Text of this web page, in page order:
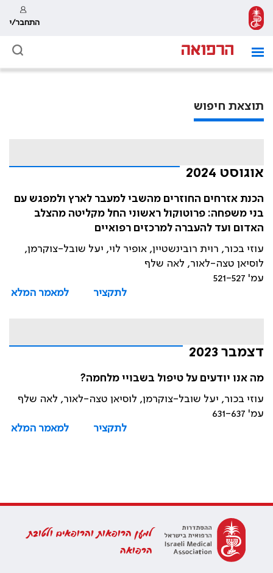
התחבר/י
תוצאת חיפוש
אוגוסט 2024
הכנת אזרחים החוזרים מהשבי למעבר לארץ ולמפגש עם
בני משפחה: פרוטוקול ראשוני החל מקליטה מהצלב
האדום ועד להעברה למרכזים רפואיים
עוזי בכור, רוית רובינשטיין, אופיר לוי, יעל שובל-צוקרמן,
לוסיאן טצה-לאור, לאה שלף
עמ' 521-527
לתקציר
למאמר המלא
דצמבר 2023
מה אנו יודעים על טיפול בשבויי מלחמה?
עוזי בכור, יעל שובל-צוקרמן, לוסיאן טצה-לאור, לאה שלף
עמ' 631-637
לתקציר
למאמר המלא
למען הרופאות והרופאים ולטובת
הרפואה